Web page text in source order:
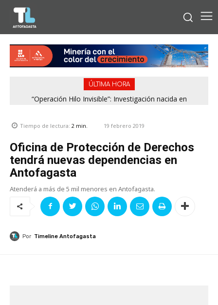
ÚLTIMA HORA
“Operación Hilo Invisible”: Investigación nacida en
Tiempo de lectura: 2 min. 19 febrero 2019
Oficina de Protección de Derechos
tendrá nuevas dependencias en
Antofagasta
Atenderá a más de 5 mil menores en Antofagasta.
Por Timeline Antofagasta